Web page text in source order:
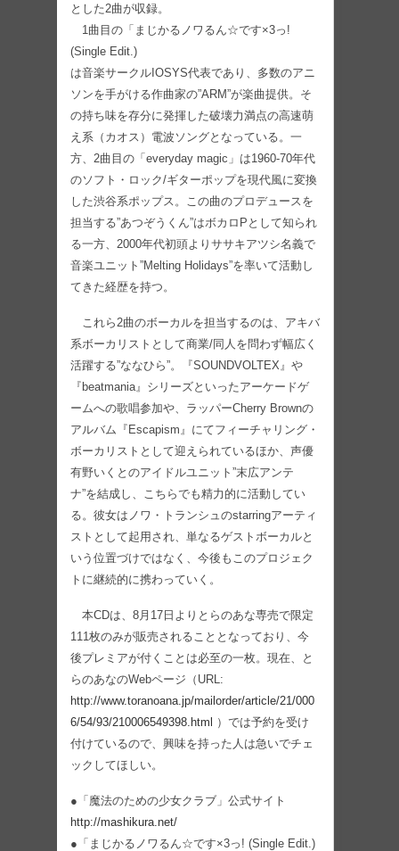
とした2曲が収録。
1曲目の「まじかるノワるん☆です×3っ!
(Single Edit.)
は音楽サークルIOSYS代表であり、多数のアニ
ソンを手がける作曲家の”ARM”が楽曲提供。そ
の持ち味を存分に発揮した破壊力満点の高速萌
え系（カオス）電波ソングとなっている。一
方、2曲目の「everyday magic」は1960-70年代
のソフト・ロック/ギターポップを現代風に変換
した渋谷系ポップス。この曲のプロデュースを
担当する”あつぞうくん”はボカロPとして知られ
る一方、2000年代初頭よりササキアツシ名義で
音楽ユニット”Melting Holidays”を率いて活動し
てきた経歴を持つ。
これら2曲のボーカルを担当するのは、アキバ
系ボーカリストとして商業/同人を問わず幅広く
活躍する”ななひら”。『SOUNDVOLTEX』や
『beatmania』シリーズといったアーケードゲ
ームへの歌唱参加や、ラッパーCherry Brownの
アルバム『Escapism』にてフィーチャリング・
ボーカリストとして迎えられているほか、声優
有野いくとのアイドルユニット”末広アンテ
ナ”を結成し、こちらでも精力的に活動してい
る。彼女はノワ・トランシュのstarringアーティ
ストとして起用され、単なるゲストボーカルと
いう位置づけではなく、今後もこのプロジェク
トに継続的に携わっていく。
本CDは、8月17日よりとらのあな専売で限定
111枚のみが販売されることとなっており、今
後プレミアが付くことは必至の一枚。現在、と
らのあなのWebページ（URL:
http://www.toranoana.jp/mailorder/article/21/000
6/54/93/210006549398.html
）では予約を受け
付けているので、興味を持った人は急いでチェ
ックしてほしい。
●「魔法のための少女クラブ」公式サイト
http://mashikura.net/
●「まじかるノワるん☆です×3っ! (Single Edit.)